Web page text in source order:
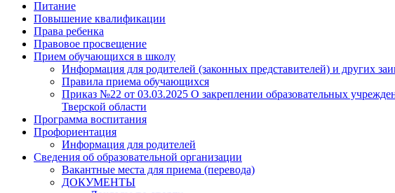
Питание
Повышение квалификации
Права ребенка
Правовое просвещение
Прием обучающихся в школу
Информация для родителей (законных представителей) и других
Правила приема обучающихся
Приказ №22 от 03.03.2025 О закреплении образовательных
Тверской области
Программа воспитания
Профориентация
Информация для родителей
Сведения об образовательной организации
Вакантные места для приема (перевода)
ДОКУМЕНТЫ